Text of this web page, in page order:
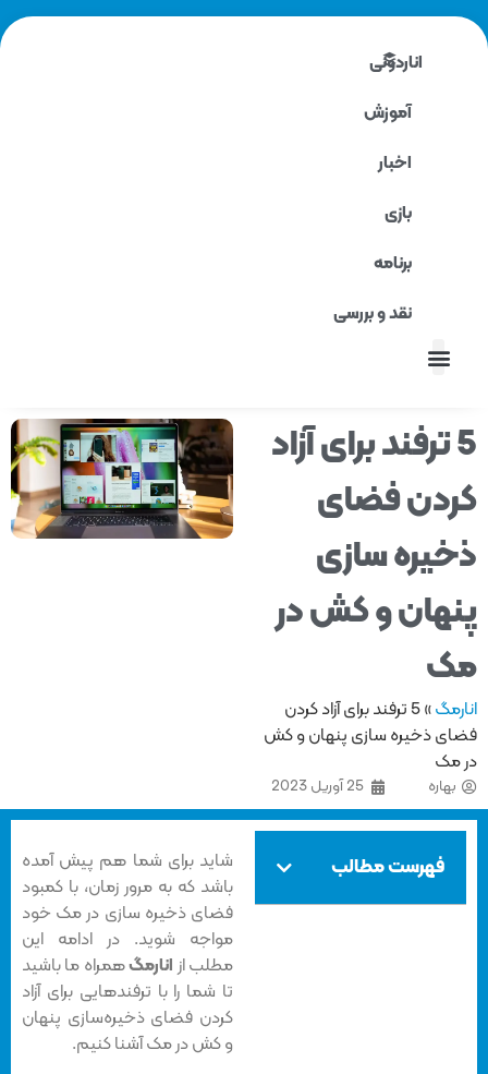
اناردونی
آموزش
برنامه
نقد و بررسی
5 ترفند برای آزاد
فضای
سازی
و کش در
» 5 ترفند برای آزاد کردن
ذخیره سازی پنهان و کش
بهاره 25 آوریل 2023
فهرست مطالب
شاید برای شما هم پیش آمده
باشد که به مرور زمان، با کمبود
فضای ذخیره سازی در مک خود
مواجه شوید. در ادامه این
مطلب ازانارمگهمراه ما باشید
تا شما را با ترفندهایی برای آزاد
کردن فضای ذخیره‌سازی پنهان
و کش در مک آشنا کنیم.